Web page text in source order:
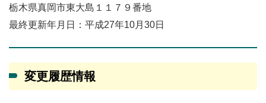
栃木県真岡市東大島１１７９番地
最終更新年月日：平成27年10月30日
変更履歴情報